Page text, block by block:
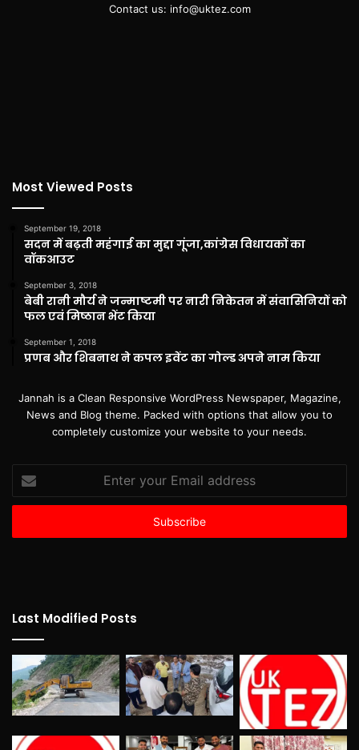
Contact us: info@uktez.com
Most Viewed Posts
September 19, 2018
सदन में बढ़ती महंगाई का मुद्दा गूंजा,कांग्रेस विधायकों का
वॉकआउट
September 3, 2018
बेबी रानी मौर्य ने जन्माष्टमी पर नारी निकेतन में संवासिनियों को
फल एवं मिष्ठान भेंट किया
September 1, 2018
प्रणब और शिबनाथ ने कपल इवेंट का गोल्ड अपने नाम किया
Jannah is a Clean Responsive WordPress Newspaper, Magazine,
News and Blog theme. Packed with options that allow you to
completely customize your website to your needs.
your
Email
Last Modified Posts